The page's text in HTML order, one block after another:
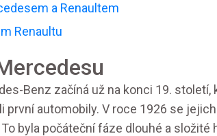
a Renaultem
Renaultu
Benz začíná už na konci 19. století,
první automobily. V roce 1926 se
byla počáteční fáze dlouhé a složité